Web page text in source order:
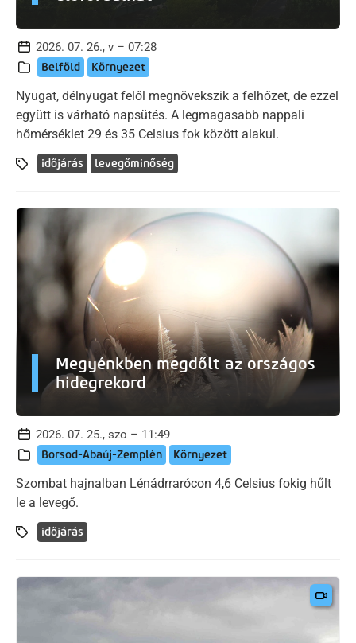
2026. 07. 26., v – 07:28
Belföld Környezet
Nyugat, délnyugat felől megnövekszik a felhőzet, de ezzel
együtt is várható napsütés. A legmagasabb nappali
hőmérséklet 29 és 35 Celsius fok között alakul.
időjárás levegőminőség
Megyénkben megdőlt az országos
hidegrekord
2026. 07. 25., szo – 11:49
Borsod-Abaúj-Zemplén Környezet
Szombat hajnalban Lénádrrarócon 4,6 Celsius fokig hűlt
le a levegő.
időjárás